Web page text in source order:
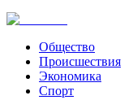
Общество
Происшествия
Экономика
Спорт